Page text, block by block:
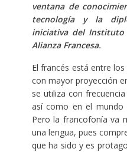
ventana de
tecnología y la
iniciativa del Instituto
Alianza Francesa.
El francés está entre
con mayor proyección
se utiliza con
así como en el
Pero la francofonía va
una lengua, pues
que ha sido y es